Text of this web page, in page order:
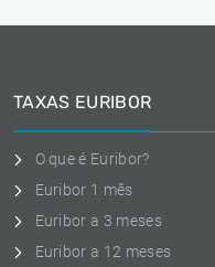
TAXAS EURIBOR
O que é Euribor?
Euribor 1 mês
Euribor a 3 meses
Euribor a 12 meses